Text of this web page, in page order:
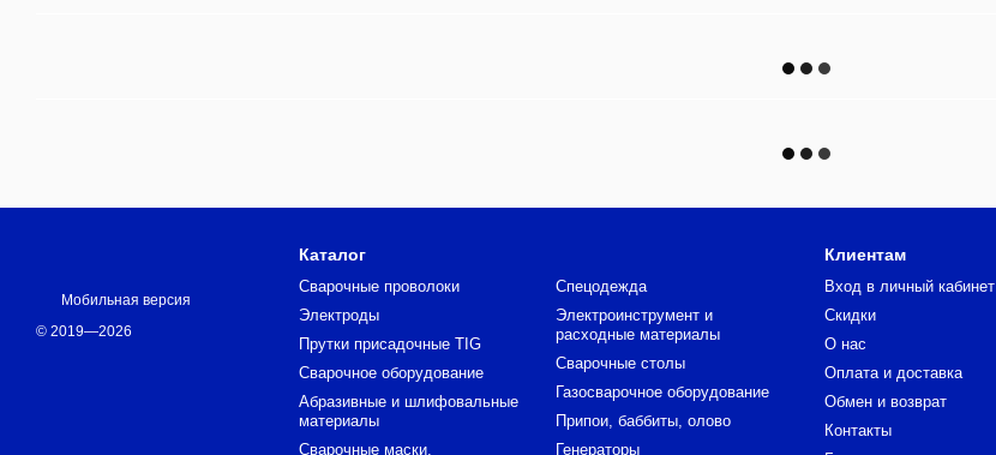
Мобильная версия
© 2019—2026
Каталог
Сварочные проволоки
Электроды
Прутки присадочные TIG
Сварочное оборудование
Абразивные и шлифовальные
материалы
Сварочные маски,
Спецодежда
Электроинструмент и
расходные материалы
Сварочные столы
Газосварочное оборудование
Припои, баббиты, олово
Генераторы
Клиентам
Вход в личный кабинет
Скидки
О нас
Оплата и доставка
Обмен и возврат
Контакты